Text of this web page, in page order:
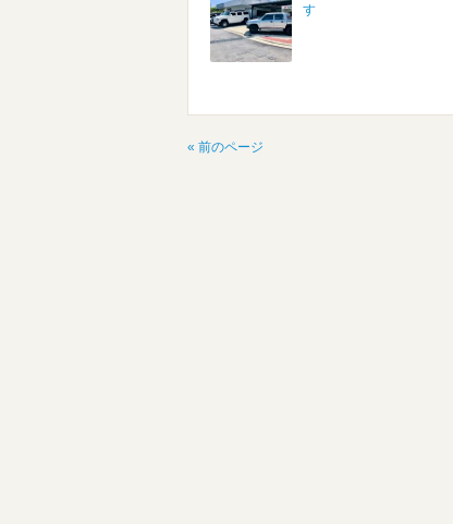
す
« 前のページ